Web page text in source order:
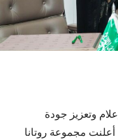
وتعزيز جودة
مجموعة روتانا